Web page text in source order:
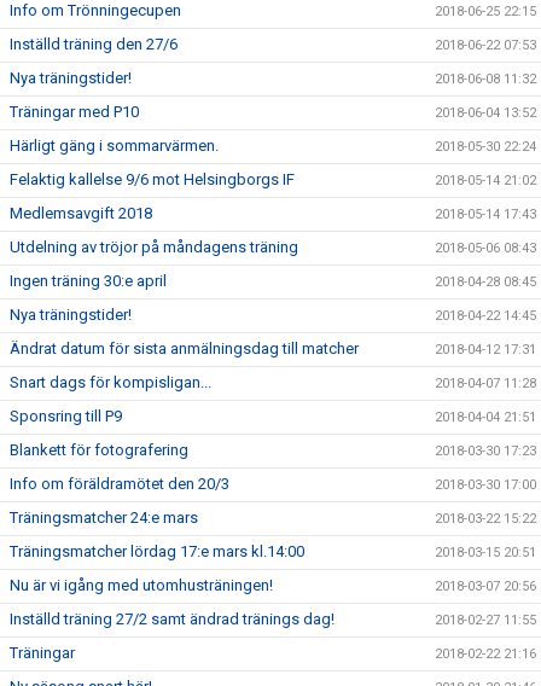
Info om Trönningecupen 2018-06-25 22:15
Inställd träning den 27/6 2018-06-22 07:53
Nya träningstider! 2018-06-08 11:32
Träningar med P10 2018-06-04 13:52
Härligt gäng i sommarvärmen. 2018-05-30 22:24
Felaktig kallelse 9/6 mot Helsingborgs IF 2018-05-14 21:02
Medlemsavgift 2018 2018-05-14 17:43
Utdelning av tröjor på måndagens träning 2018-05-06 08:43
Ingen träning 30:e april 2018-04-28 08:45
Nya träningstider! 2018-04-22 14:45
Ändrat datum för sista anmälningsdag till matcher 2018-04-12 17:31
Snart dags för kompisligan... 2018-04-07 11:28
Sponsring till P9 2018-04-04 21:51
Blankett för fotografering 2018-03-30 17:23
Info om föräldramötet den 20/3 2018-03-30 17:00
Träningsmatcher 24:e mars 2018-03-22 15:22
Träningsmatcher lördag 17:e mars kl.14:00 2018-03-15 20:51
Nu är vi igång med utomhusträningen! 2018-03-07 20:56
Inställd träning 27/2 samt ändrad tränings dag! 2018-02-27 11:55
Träningar 2018-02-22 21:16